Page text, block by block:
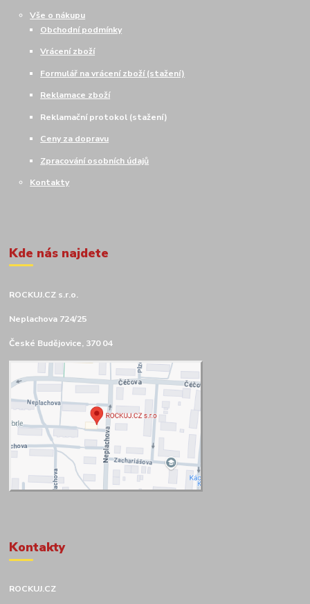
Vše o nákupu
Obchodní podmínky
Vrácení zboží
Formulář na vrácení zboží (stažení)
Reklamace zboží
Reklamační protokol (stažení)
Ceny za dopravu
Zpracování osobních údajů
Kontakty
Kde nás najdete
ROCKUJ.CZ s.r.o.
Neplachova 724/25
České Budějovice, 370 04
Kontakty
ROCKUJ.CZ